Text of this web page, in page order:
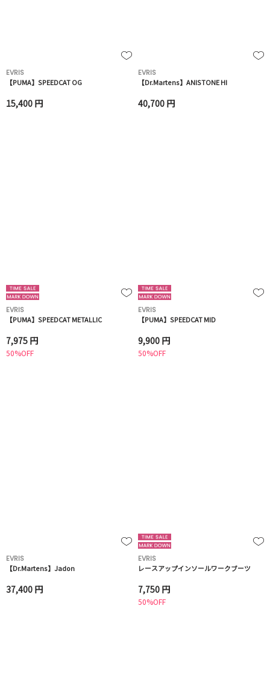
EVRIS
【PUMA】SPEEDCAT OG
15,400 円
EVRIS
【Dr.Martens】ANISTONE HI
40,700 円
EVRIS
【PUMA】SPEEDCAT METALLIC
7,975 円
50%OFF
EVRIS
【PUMA】SPEEDCAT MID
9,900 円
50%OFF
EVRIS
【Dr.Martens】Jadon
37,400 円
EVRIS
レースアップインソールワークブーツ
7,750 円
50%OFF